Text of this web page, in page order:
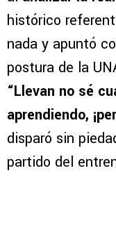
histórico
nada y apuntó
postura de la
“Llevan no sé
aprendiendo,
disparó sin
partido del